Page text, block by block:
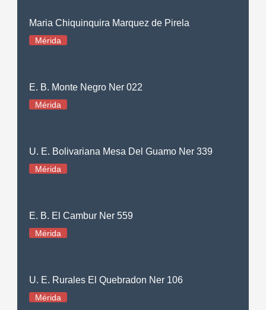
Maria Chiquinquira Marquez de Pirela
Mérida
E. B. Monte Negro Ner 022
Mérida
U. E. Bolivariana Mesa Del Guamo Ner 339
Mérida
E. B. El Cambur Ner 559
Mérida
U. E. Rurales El Quebradon Ner 106
Mérida